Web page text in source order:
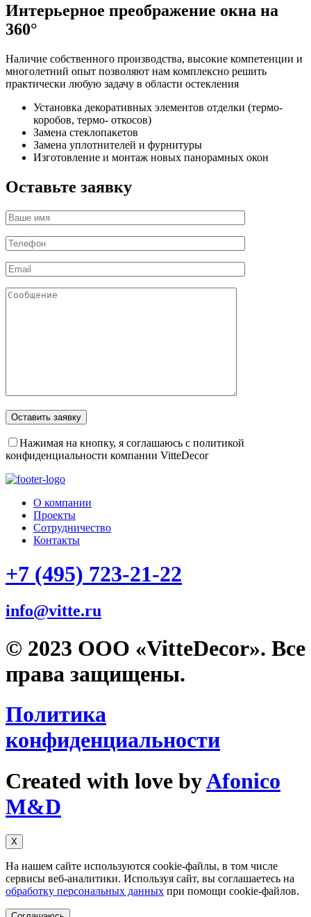
Интерьерное преображение окна на
360°
Наличие собственного производства, высокие компетенции и
многолетний опыт позволяют нам комплексно решить
практически любую задачу в области остекления
Установка декоративных элементов отделки (термо-
коробов, термо- откосов)
Замена стеклопакетов
Замена уплотнителей и фурнитуры
Изготовление и монтаж новых панорамных окон
Оставьте заявку
Оставить заявку
Нажимая на кнопку, я соглашаюсь с политикой
конфиденциальности компании VitteDecor
О компании
Проекты
Сотрудничество
Контакты
+7 (495) 723-21-22
info@vitte.ru
© 2023 ООО «VitteDecor». Все
права защищены.
Политика
конфиденциальности
Created with love byAfonico
M&D
Х
На нашем сайте используются cookie-файлы, в том числе
сервисы веб-аналитики. Используя сайт, вы соглашаетесь на
обработку персональных данных при помощи cookie-файлов.